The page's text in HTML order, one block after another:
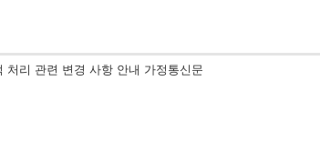
처리 관련 변경 사항 안내 가정통신문